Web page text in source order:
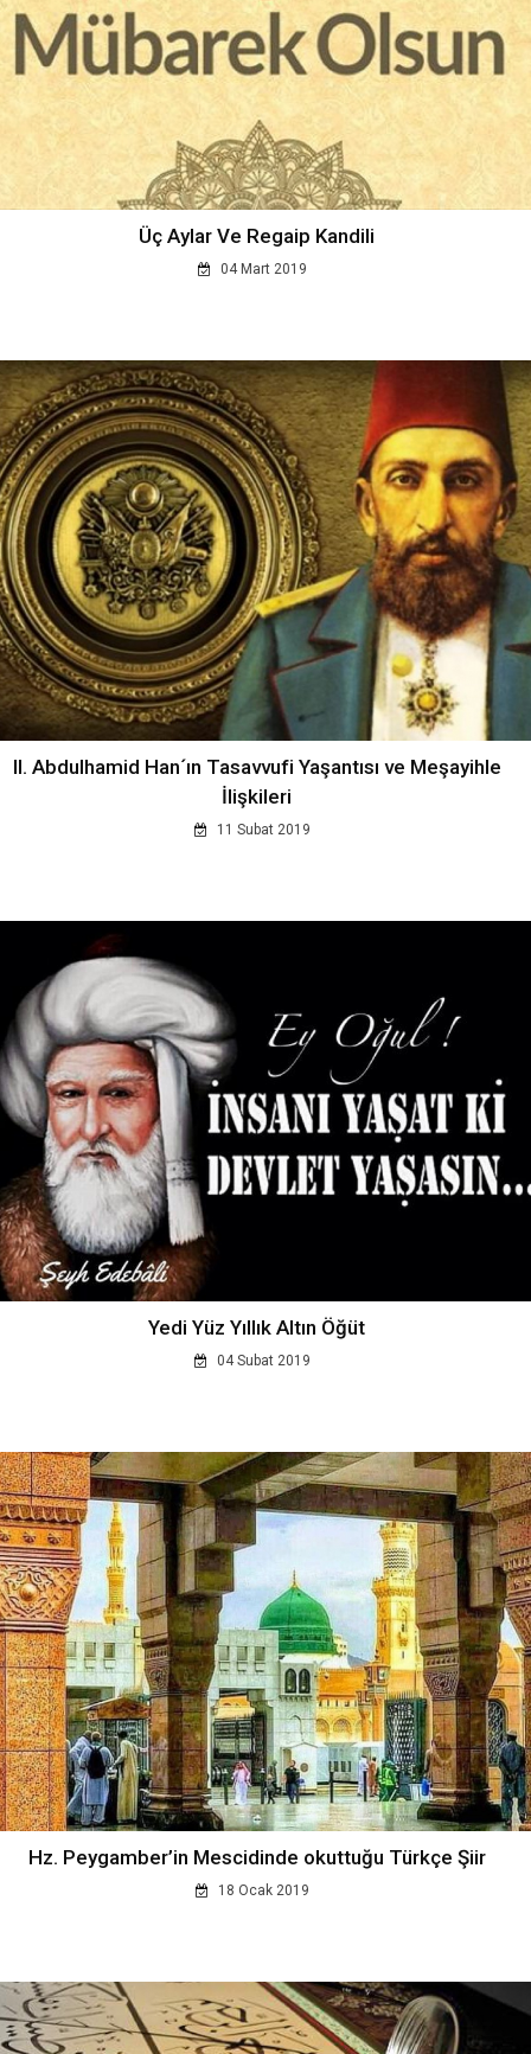
Üç Aylar Ve Regaip Kandili
04 Mart 2019
II. Abdulhamid Han´ın Tasavvufi Yaşantısı ve Meşayihle
İlişkileri
11 Subat 2019
Yedi Yüz Yıllık Altın Öğüt
04 Subat 2019
Hz. Peygamber’in Mescidinde okuttuğu Türkçe Şiir
18 Ocak 2019